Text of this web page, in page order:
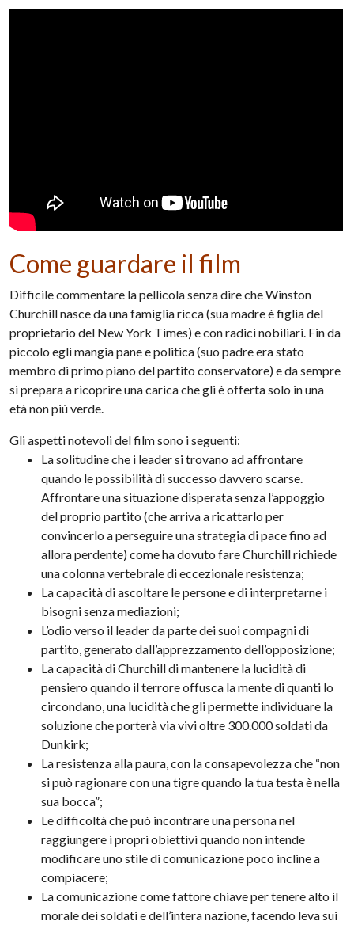
Come guardare il film
Difficile commentare la pellicola senza dire che Winston
Churchill nasce da una famiglia ricca (sua madre è figlia del
proprietario del New York Times) e con radici nobiliari. Fin da
piccolo egli mangia pane e politica (suo padre era stato
membro di primo piano del partito conservatore) e da sempre
si prepara a ricoprire una carica che gli è offerta solo in una
età non più verde.
Gli aspetti notevoli del film sono i seguenti:
La solitudine che i leader si trovano ad affrontare
quando le possibilità di successo davvero scarse.
Affrontare una situazione disperata senza l’appoggio
del proprio partito (che arriva a ricattarlo per
convincerlo a perseguire una strategia di pace fino ad
allora perdente) come ha dovuto fare Churchill richiede
una colonna vertebrale di eccezionale resistenza;
La capacità di ascoltare le persone e di interpretarne i
bisogni senza mediazioni;
L’odio verso il leader da parte dei suoi compagni di
partito, generato dall’apprezzamento dell’opposizione;
La capacità di Churchill di mantenere la lucidità di
pensiero quando il terrore offusca la mente di quanti lo
circondano, una lucidità che gli permette individuare la
soluzione che porterà via vivi oltre 300.000 soldati da
Dunkirk;
La resistenza alla paura, con la consapevolezza che “non
si può ragionare con una tigre quando la tua testa è nella
sua bocca”;
Le difficoltà che può incontrare una persona nel
raggiungere i propri obiettivi quando non intende
modificare uno stile di comunicazione poco incline a
compiacere;
La comunicazione come fattore chiave per tenere alto il
morale dei soldati e dell’intera nazione, facendo leva sui